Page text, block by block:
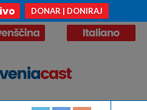
DONAR | DONIRAJ